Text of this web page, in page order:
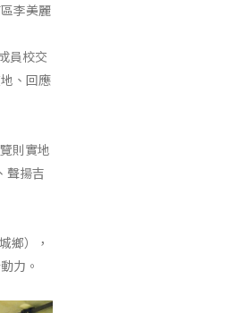
李美麗
員校交
、回應
則實地
聲揚吉
鄉），
力。